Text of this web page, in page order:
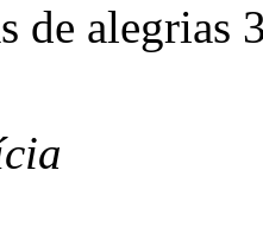
de